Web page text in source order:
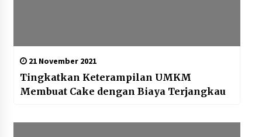
21 November 2021
Tingkatkan Keterampilan UMKM
Membuat Cake dengan Biaya Terjangkau